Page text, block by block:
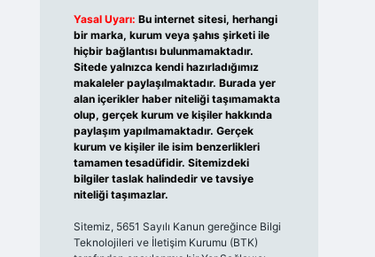
Yasal Uyarı: Bu internet sitesi, herhangi
bir marka, kurum veya şahıs şirketi ile
hiçbir bağlantısı bulunmamaktadır.
Sitede yalnızca kendi hazırladığımız
makaleler paylaşılmaktadır. Burada yer
alan içerikler haber niteliği taşımamakta
olup, gerçek kurum ve kişiler hakkında
paylaşım yapılmamaktadır. Gerçek
kurum ve kişiler ile isim benzerlikleri
tamamen tesadüfidir. Sitemizdeki
bilgiler taslak halindedir ve tavsiye
niteliği taşımazlar.
Sitemiz, 5651 Sayılı Kanun gereğince Bilgi
Teknolojileri ve İletişim Kurumu (BTK)